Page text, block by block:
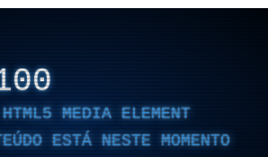
MEDIA ELEMENT
ESTÁ NESTE MOMENTO